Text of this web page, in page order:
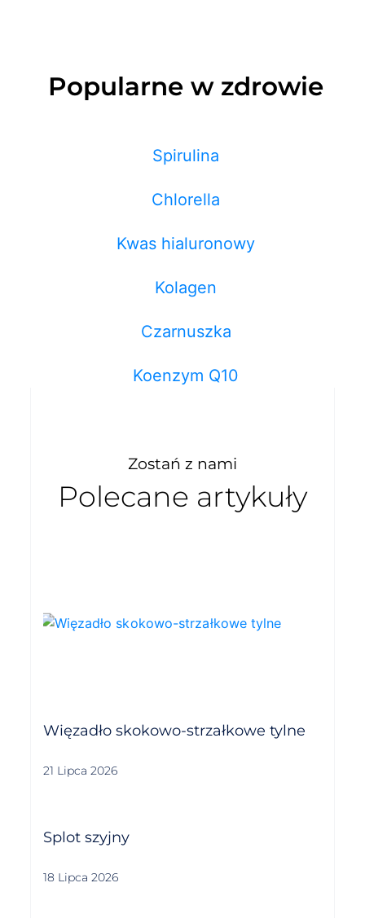
Popularne w zdrowie
Spirulina
Chlorella
Kwas hialuronowy
Kolagen
Czarnuszka
Koenzym Q10
Zostań z nami
Polecane artykuły
Więzadło skokowo-strzałkowe tylne
21 Lipca 2026
Splot szyjny
18 Lipca 2026